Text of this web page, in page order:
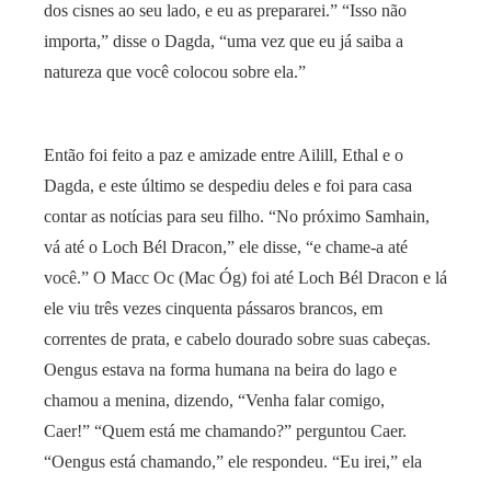
dos cisnes ao seu lado, e eu as prepararei.” “Isso não
importa,” disse o Dagda, “uma vez que eu já saiba a
natureza que você colocou sobre ela.”
Então foi feito a paz e amizade entre Ailill, Ethal e o
Dagda, e este último se despediu deles e foi para casa
contar as notícias para seu filho. “No próximo Samhain,
vá até o Loch Bél Dracon,” ele disse, “e chame-a até
você.” O Macc Oc (Mac Óg) foi até Loch Bél Dracon e lá
ele viu três vezes cinquenta pássaros brancos, em
correntes de prata, e cabelo dourado sobre suas cabeças.
Oengus estava na forma humana na beira do lago e
chamou a menina, dizendo, “Venha falar comigo,
Caer!” “Quem está me chamando?” perguntou Caer.
“Oengus está chamando,” ele respondeu. “Eu irei,” ela